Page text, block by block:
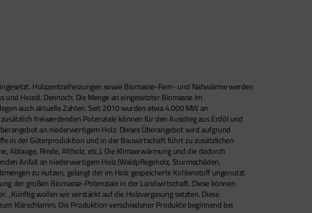
Holzzentralheizungen sowie Biomasse-Fern- und Nahwärme werden
Heizöl. Dennoch: Die Menge an eingesetzter Biomasse im
auch aktuelle Zahlen. Seit 2010 wurden etwa 4.000 MW an
freiwerdenden Potenziale können für den Ausstieg aus Erdöl und
an niederwertigem Holz. Dieses Überangebot wird aufgrund
in der Güterproduktion und in der Bauwirtschaft führt zu zusätzlichen
Ablauge, Rinde, Altholz, etc.). Die Klimaerwärmung und die dadurch
Anfall an niederwertigem Holz (Waldpflegeholz, Sturmschäden,
zu nutzen, gelangt der im Holz gespeicherte Kohlenstoff ungenutzt
der großen Biomasse-Potenziale in der Landwirtschaft. Diese können
„Künftig wollen wir verstärkt auf die Holzvergasung setzten. Diese
Klärschlamm. Die Produktion verschiedener Produkte beginnend bei